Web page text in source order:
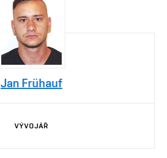
Jan Frühauf
VÝVOJÁŘ